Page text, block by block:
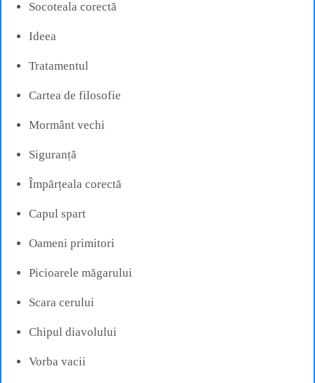
Socoteala corectă
Ideea
Tratamentul
Cartea de filosofie
Mormânt vechi
Siguranță
Împărțeala corectă
Capul spart
Oameni primitori
Picioarele măgarului
Scara cerului
Chipul diavolului
Vorba vacii